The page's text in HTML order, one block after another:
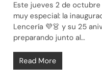
Este jueves 2 de
muy especial: la
Lencería 💜👗 y su 25
preparando junto al…
Read More